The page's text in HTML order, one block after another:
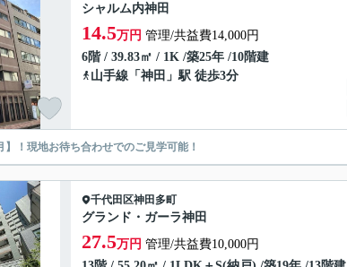
シャルム内神田
14.5万円 管理/共益費14,000円
6階 / 39.83㎡ / 1K /築25年 /10階建
山手線 「 神田 」駅 徒歩3分
】！現地お待ち合わせでのご見学可能！
千代田区神田多町
グランド・ガーラ神田
27.5万円 管理/共益費10,000円